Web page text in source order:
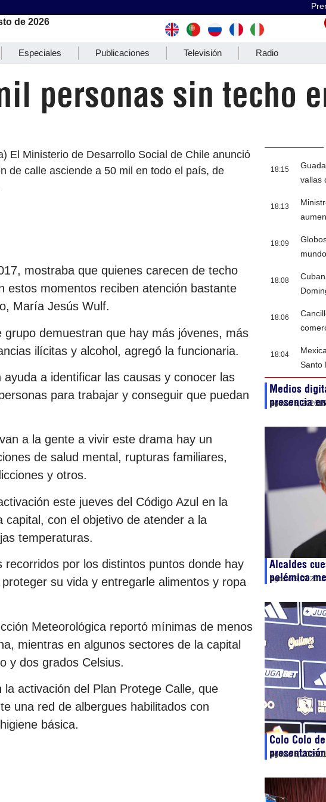
de 2026
Especiales Publicaciones Televisión Radio
personas sin techo
El Ministerio de Desarrollo Social de Chile anunció
de calle asciende a 50 mil en todo el país, de
mostraba que quienes carecen de techo
estos momentos reciben atención bastante
María Jesús Wulf.
demuestran que hay más jóvenes, más
ilícitas y alcohol, agregó la funcionaria.
a identificar las causas y conocer las
para trabajar y conseguir que puedan
a la gente a vivir este drama hay un
de salud mental, rupturas familiares,
y otros.
este jueves del Código Azul en la
con el objetivo de atender a la
temperaturas.
por los distintos puntos donde hay
su vida y entregarle alimentos y ropa
Meteorológica reportó mínimas de menos
mientras en algunos sectores de la capital
y dos grados Celsius.
activación del Plan Protege Calle, que
una red de albergues habilitados con
básica.
18:15
vallas
18:13
18:09
18:08
18:06
18:04
Santo
Medios
presencia
agosto 5, 2026
Alcaldes
polémica
agosto 5, 2026
Colo Colo
agosto 5, 2026